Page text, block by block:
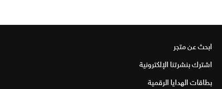
ابحث عن متجر
اشترك بنشرتنا الإلكترونية
بطاقات الهدايا الرقمية